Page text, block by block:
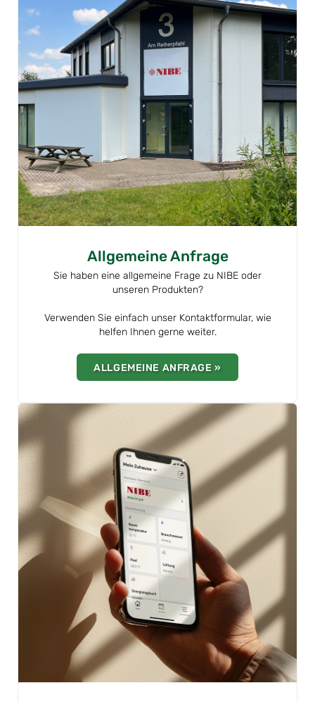
Allgemeine Anfrage
Sie haben eine allgemeine Frage zu NIBE oder
unseren Produkten?
Verwenden Sie einfach unser Kontaktformular, wie
helfen Ihnen gerne weiter.
ALLGEMEINE ANFRAGE »